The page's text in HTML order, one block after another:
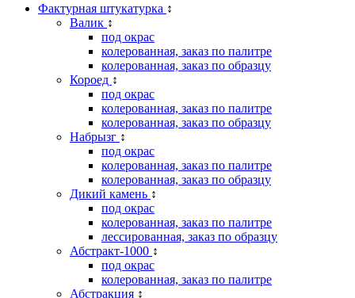
Фактурная штукатурка ↕
Валик ↕
под окрас
колерованная, заказ по палитре
колерованная, заказ по образцу
Короед ↕
под окрас
колерованная, заказ по палитре
колерованная, заказ по образцу
Набрызг ↕
под окрас
колерованная, заказ по палитре
колерованная, заказ по образцу
Дикий камень ↕
под окрас
колерованная, заказ по палитре
лессированная, заказ по образцу
Абстракт-1000 ↕
под окрас
колерованная, заказ по палитре
Абстракция ↕